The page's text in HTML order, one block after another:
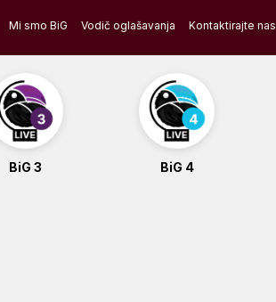
Mi smo BiG Vodič oglašavanja Kontaktirajte nas
BiG 3 BiG 4